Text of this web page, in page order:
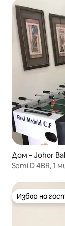
Дом – Johor
Semi D 4BR, 1
Избор на
Избор на